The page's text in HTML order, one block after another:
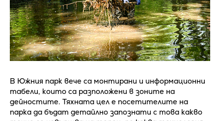
В Южния парк вече са монтирани и информационни
табели, които са разположени в зоните на
дейностите. Тяхната цел е посетителите на
парка да бъдат детайлно запознати с това какво